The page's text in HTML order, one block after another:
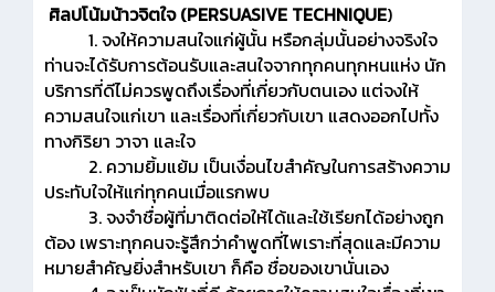
ศิลปโน้มน้าวจิตใจ (PERSUASIVE TECHNIQUE)
1. จงให้ความสนใจแก่ผู้นั้น หรือกลุ่มนั้นอย่างจริงใจ
ท่านจะได้รับการต้อนรับและสนใจจากทุกคนทุกหนแห่ง นัก
บริการที่ดีไม่ควรพูดถึงเรื่องที่เกี่ยวกับตนเอง แต่จงให้
ความสนใจแก่เขา และเรื่องที่เกี่ยวกับเขา แสดงออกไปทั้ง
ทางกิริยา วาจา และใจ
2. ความยิ้มแย้ม เป็นเงื่อนไขสำคัญในการสร้างความ
ประทับใจให้แก่ทุกคนเมื่อแรกพบ
3. จงจำชื่อผู้ที่มาติดต่อให้ได้และใช้เรียกได้อย่างถูก
ต้อง เพราะทุกคนจะรู้สึกว่าคำพูดที่ไพเราะที่สุดและมีความ
หมายสำคัญยิ่งสำหรับเขา ก็คือ ชื่อของเขานั่นเอง